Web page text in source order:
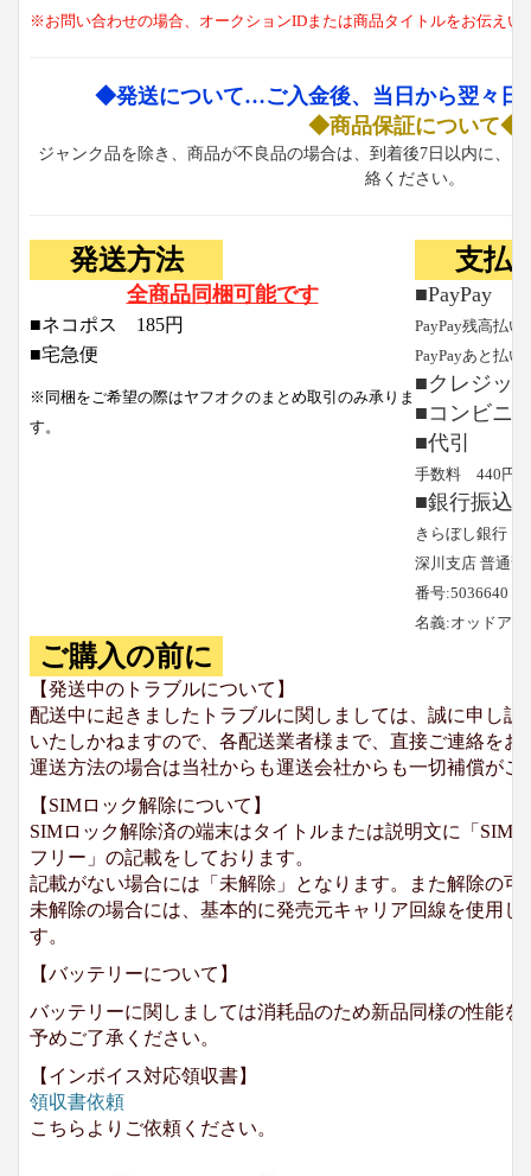
※お問い合わせの場合、オークションIDまたは商品タイトルをお伝えい
◆発送について…ご入金後、当日から翌々日
◆商品保証について◆
ジャンク品を除き、商品が不良品の場合は、到着後7日以内に、
絡ください。
発送方法
全商品同梱可能です
■ネコポス 185円
■宅急便
※同梱をご希望の際はヤフオクのまとめ取引のみ承りま
す。
支払
■PayPay
PayPay残高払い
PayPayあと払い
■クレジッ
■コンビニ
■代引
手数料 440円と
■銀行振込
きらぼし銀行
深川支店 普通預
番号:5036640
名義:オッドア
ご購入の前に
【発送中のトラブルについて】
配送中に起きましたトラブルに関しましては、誠に申し
いたしかねますので、各配送業者様まで、直接ご連絡を
運送方法の場合は当社からも運送会社からも一切補償がご
【SIMロック解除について】
SIMロック解除済の端末はタイトルまたは説明文に「SIM
フリー」の記載をしております。
記載がない場合には「未解除」となります。また解除の可
未解除の場合には、基本的に発売元キャリア回線を使用
す。
【バッテリーについて】
バッテリーに関しましては消耗品のため新品同様の性能
予めご了承ください。
【インボイス対応領収書】
領収書依頼
こちらよりご依頼ください。